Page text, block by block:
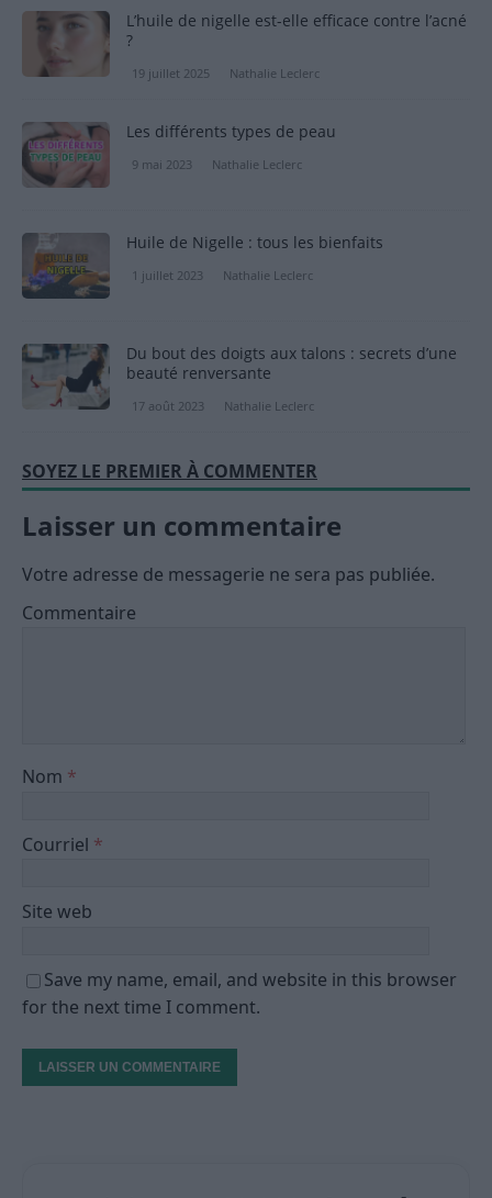
L’huile de nigelle est-elle efficace contre l’acné
?
19 juillet 2025 Nathalie Leclerc
Les différents types de peau
9 mai 2023 Nathalie Leclerc
Huile de Nigelle : tous les bienfaits
1 juillet 2023 Nathalie Leclerc
Du bout des doigts aux talons : secrets d’une
beauté renversante
17 août 2023 Nathalie Leclerc
SOYEZ LE PREMIER À COMMENTER
Laisser un commentaire
Votre adresse de messagerie ne sera pas publiée.
Commentaire
Nom *
Courriel *
Site web
Save my name, email, and website in this browser
for the next time I comment.